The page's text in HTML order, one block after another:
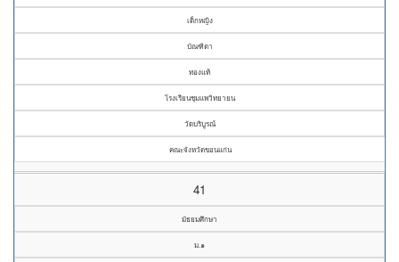
เด็กหญิง
บัณฑิตา
ทองแท้
โรงเรียนชุมแพวิทยายน
วัดบริบูรณ์
คณะจังหวัดขอนแก่น
41
มัธยมศึกษา
ม.๑